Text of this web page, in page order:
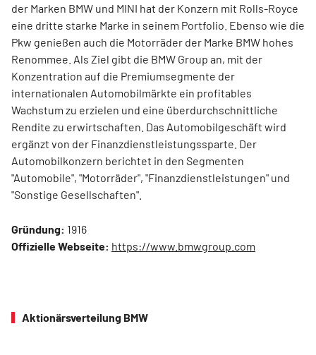
der Marken BMW und MINI hat der Konzern mit Rolls-Royce
eine dritte starke Marke in seinem Portfolio. Ebenso wie die
Pkw genießen auch die Motorräder der Marke BMW hohes
Renommee. Als Ziel gibt die BMW Group an, mit der
Konzentration auf die Premiumsegmente der
internationalen Automobilmärkte ein profitables
Wachstum zu erzielen und eine überdurchschnittliche
Rendite zu erwirtschaften. Das Automobilgeschäft wird
ergänzt von der Finanzdienstleistungssparte. Der
Automobilkonzern berichtet in den Segmenten
"Automobile", "Motorräder", "Finanzdienstleistungen" und
"Sonstige Gesellschaften".
Gründung: 1916
Offizielle Webseite: https://www.bmwgroup.com
Aktionärsverteilung BMW